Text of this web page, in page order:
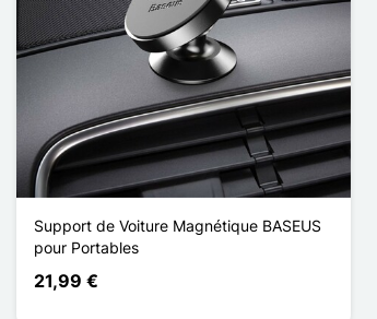
Support de Voiture Magnétique BASEUS
pour Portables
21,99 €